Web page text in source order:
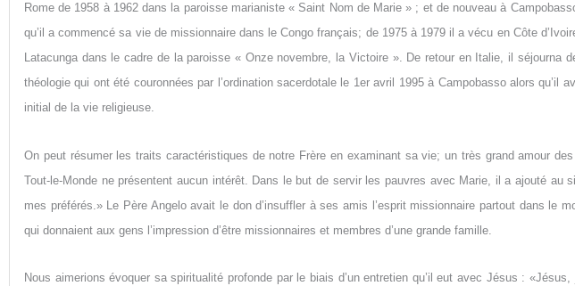
Rome de 1958 à 1962 dans la paroisse marianiste « Saint Nom de Marie » ; et de nouveau à
qu’il a commencé sa vie de missionnaire dans le Congo français; de 1975 à 1979 il a vécu en Côte
Latacunga dans le cadre de la paroisse « Onze novembre, la Victoire ». De retour en Italie, il
théologie qui ont été couronnées par l’ordination sacerdotale le 1er avril 1995 à Campobasso alors qu’il
initial de la vie religieuse.
On peut résumer les traits caractéristiques de notre Frère en examinant sa vie; un très grand amour
Tout-le-Monde ne présentent aucun intérêt. Dans le but de servir les pauvres avec Marie, il a ajouté
mes préférés.» Le Père Angelo avait le don d’insuffler à ses amis l’esprit missionnaire partout dans
qui donnaient aux gens l’impression d’être missionnaires et membres d’une grande famille.
Nous aimerions évoquer sa spiritualité profonde par le biais d’un entretien qu’il eut avec Jésus :